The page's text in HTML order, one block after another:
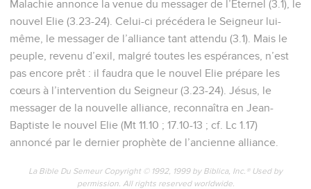
Malachie annonce la venue du messager de l’Eternel (3.1), le
nouvel Elie (3.23-24). Celui-ci précédera le Seigneur lui-
même, le messager de l’alliance tant attendu (3.1). Mais le
peuple, revenu d’exil, malgré toutes les espérances, n’est
pas encore prêt : il faudra que le nouvel Elie prépare les
cœurs à l’intervention du Seigneur (3.23-24). Jésus, le
messager de la nouvelle alliance, reconnaîtra en Jean-
Baptiste le nouvel Elie (Mt 11.10 ; 17.10-13 ; cf. Lc 1.17)
annoncé par le dernier prophète de l’ancienne alliance.
La Bible Du Semeur Copyright © 1992, 1999 by Biblica, Inc.® Used by
permission. All rights reserved worldwide.